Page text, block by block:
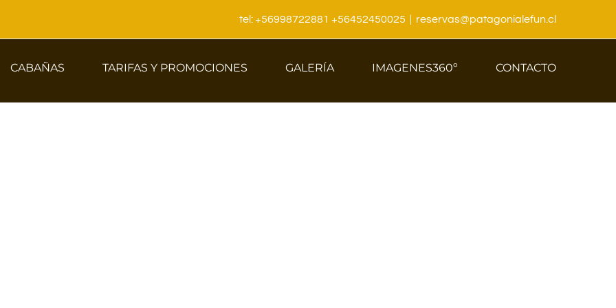
tel: +56998722881 +56452450025 reservas@patagonialefun.cl
CABAÑAS TARIFAS Y PROMOCIONES GALERÍA IMAGENES360º CONTACTO